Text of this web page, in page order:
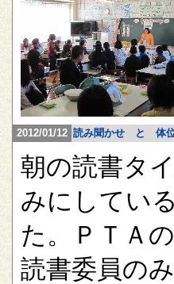
2012/01/12 読み聞かせ と 体位
朝の読書タ
みにしてい
た。ＰＴＡの
読書委員の